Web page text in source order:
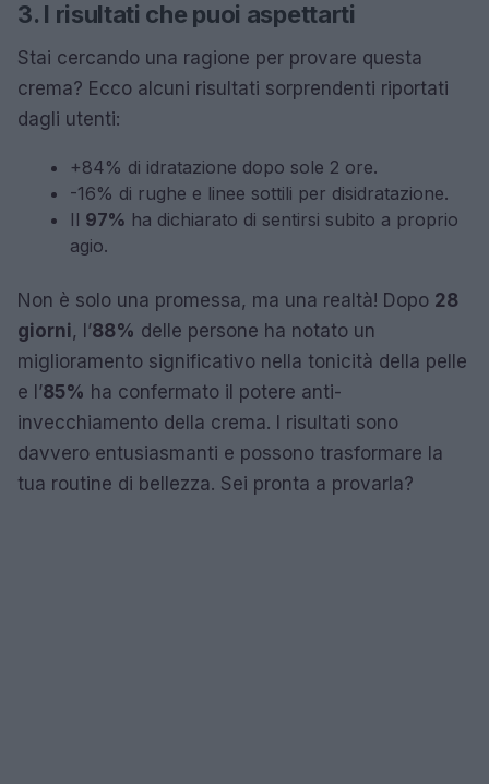
3. I risultati che puoi aspettarti
Stai cercando una ragione per provare questa
crema? Ecco alcuni risultati sorprendenti riportati
dagli utenti:
+84% di idratazione dopo sole 2 ore.
-16% di rughe e linee sottili per disidratazione.
Il 97% ha dichiarato di sentirsi subito a proprio
agio.
Non è solo una promessa, ma una realtà! Dopo 28
giorni, l’88% delle persone ha notato un
miglioramento significativo nella tonicità della pelle
e l’85% ha confermato il potere anti-
invecchiamento della crema. I risultati sono
davvero entusiasmanti e possono trasformare la
tua routine di bellezza. Sei pronta a provarla?